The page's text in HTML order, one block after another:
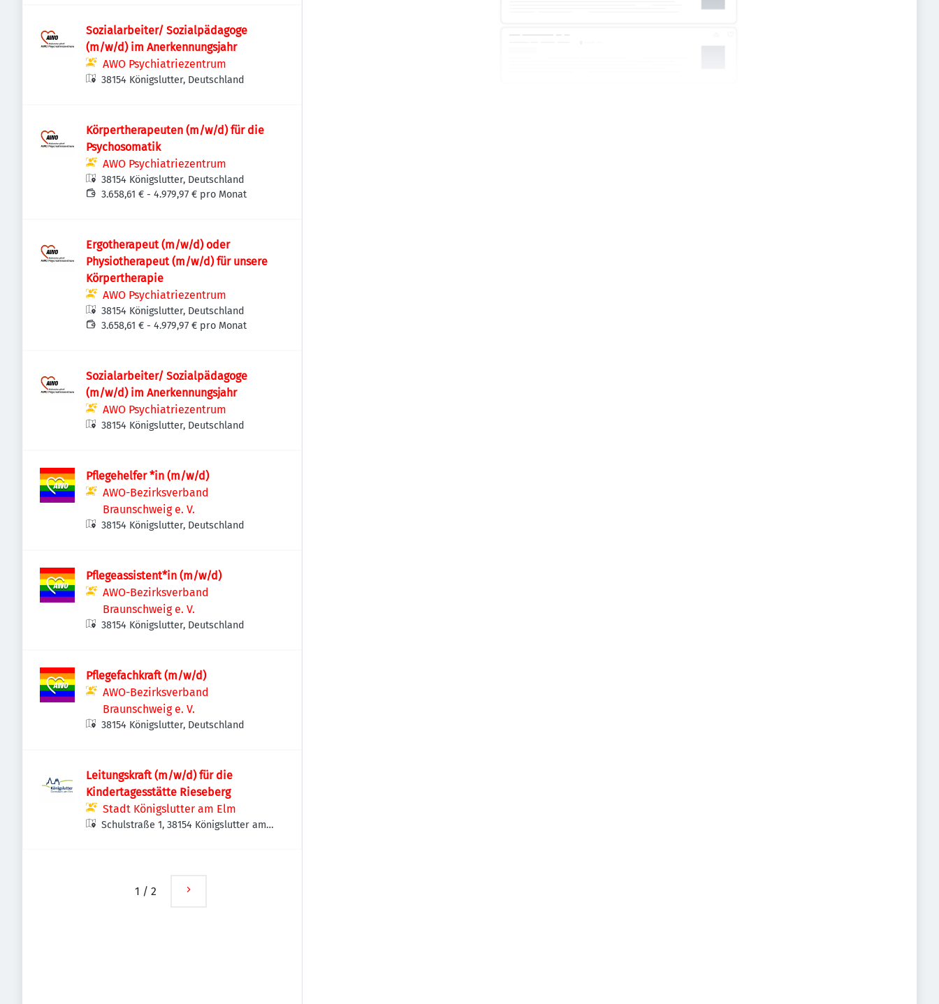
Sozialarbeiter/ Sozialpädagoge
(m/w/d) im Anerkennungsjahr
AWO Psychiatriezentrum
38154 Königslutter, Deutschland
Körpertherapeuten (m/w/d) für die
Psychosomatik
AWO Psychiatriezentrum
38154 Königslutter, Deutschland
3.658,61 € - 4.979,97 € pro Monat
Ergotherapeut (m/w/d) oder
Physiotherapeut (m/w/d) für unsere
Körpertherapie
AWO Psychiatriezentrum
38154 Königslutter, Deutschland
3.658,61 € - 4.979,97 € pro Monat
Sozialarbeiter/ Sozialpädagoge
(m/w/d) im Anerkennungsjahr
AWO Psychiatriezentrum
38154 Königslutter, Deutschland
Pflegehelfer *in (m/w/d)
AWO-Bezirksverband
Braunschweig e. V.
38154 Königslutter, Deutschland
Pflegeassistent*in (m/w/d)
AWO-Bezirksverband
Braunschweig e. V.
38154 Königslutter, Deutschland
Pflegefachkraft (m/w/d)
AWO-Bezirksverband
Braunschweig e. V.
38154 Königslutter, Deutschland
Leitungskraft (m/w/d) für die
Kindertagesstätte Rieseberg
Stadt Königslutter am Elm
Schulstraße 1, 38154 Königslutter am
1 / 2